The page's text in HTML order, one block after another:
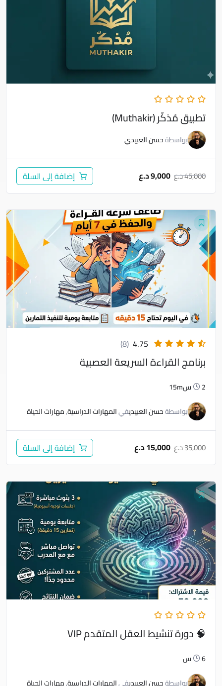
تطبيق مُذكّر (Muthakir)
بواسطةحسن العبيدي
45,000د.ع 9,000د.ع إضافة إلى السلة
4.75
(8)
برنامج القراءة السريعة العصبية
2س15m
بواسطةحسن العبيديفيالمهارات الدراسية,مهارات الحياة
35,000د.ع 15,000د.ع إضافة إلى السلة
🧠 دورة تنشيط العقل المتقدم VIP
6س
بواسطةحسن العبيديفيالمهارات الدراسية,مهارات الحياة